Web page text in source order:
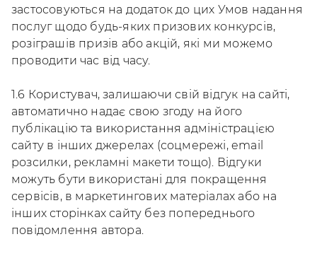
застосовуються на додаток до цих Умов надання
послуг щодо будь-яких призових конкурсів,
розіграшів призів або акцій, які ми можемо
проводити час від часу.
1.6 Користувач, залишаючи свій відгук на сайті,
автоматично надає свою згоду на його
публікацію та використання адміністрацією
сайту в інших джерелах (соцмережі, email
розсилки, рекламні макети тощо). Відгуки
можуть бути використані для покращення
сервісів, в маркетингових матеріалах або на
інших сторінках сайту без попереднього
повідомлення автора.